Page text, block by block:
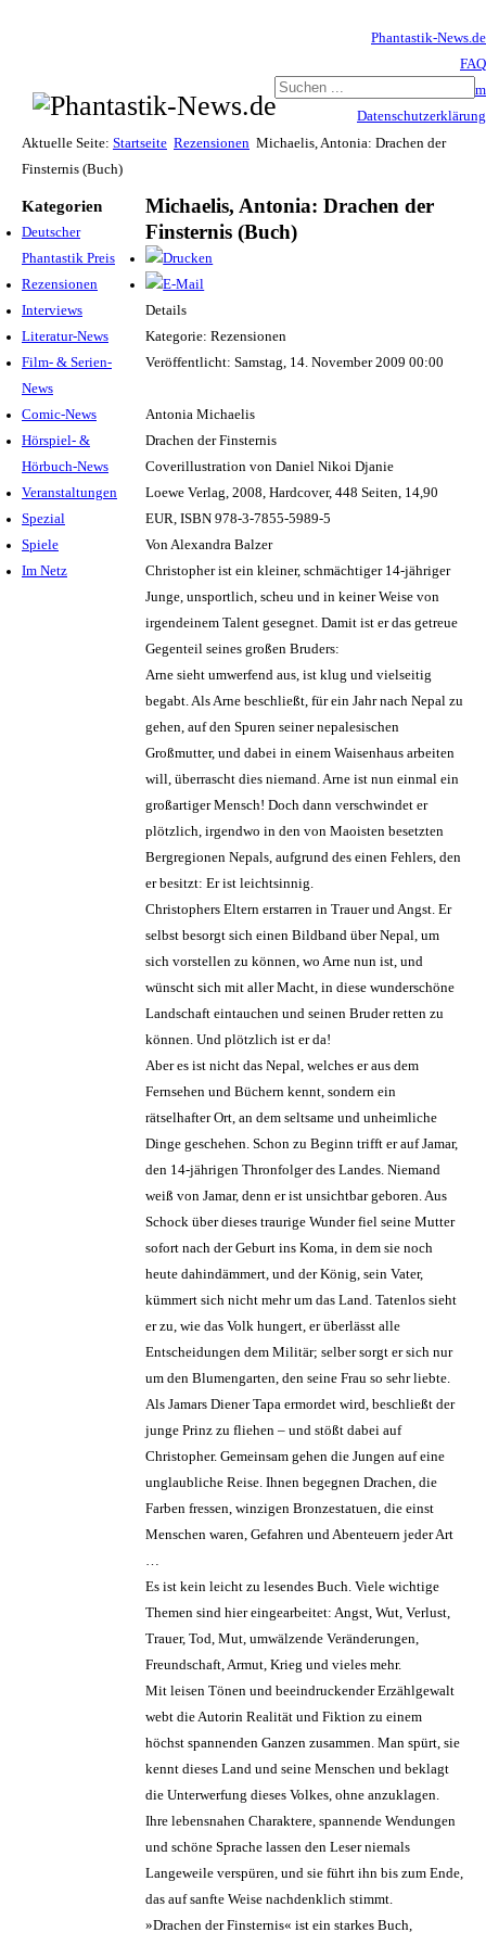
Phantastik-News.de
FAQ
Impressum
Datenschutzerklärung
Haftungsausschluss
Aktuelle Seite: Startseite Rezensionen Michaelis, Antonia: Drachen der
Finsternis (Buch)
Kategorien
Deutscher
Phantastik Preis
Rezensionen
Interviews
Literatur-News
Film- & Serien-
News
Comic-News
Hörspiel- &
Hörbuch-News
Veranstaltungen
Spezial
Spiele
Im Netz
Michaelis, Antonia: Drachen der
Finsternis (Buch)
Details
Kategorie: Rezensionen
Veröffentlicht: Samstag, 14. November 2009 00:00
Antonia Michaelis
Drachen der Finsternis
Coverillustration von Daniel Nikoi Djanie
Loewe Verlag, 2008, Hardcover, 448 Seiten, 14,90
EUR, ISBN 978-3-7855-5989-5
Von Alexandra Balzer
Christopher ist ein kleiner, schmächtiger 14-jähriger
Junge, unsportlich, scheu und in keiner Weise von
irgendeinem Talent gesegnet. Damit ist er das getreue
Gegenteil seines großen Bruders:
Arne sieht umwerfend aus, ist klug und vielseitig
begabt. Als Arne beschließt, für ein Jahr nach Nepal zu
gehen, auf den Spuren seiner nepalesischen
Großmutter, und dabei in einem Waisenhaus arbeiten
will, überrascht dies niemand. Arne ist nun einmal ein
großartiger Mensch! Doch dann verschwindet er
plötzlich, irgendwo in den von Maoisten besetzten
Bergregionen Nepals, aufgrund des einen Fehlers, den
er besitzt: Er ist leichtsinnig.
Christophers Eltern erstarren in Trauer und Angst. Er
selbst besorgt sich einen Bildband über Nepal, um
sich vorstellen zu können, wo Arne nun ist, und
wünscht sich mit aller Macht, in diese wunderschöne
Landschaft eintauchen und seinen Bruder retten zu
können. Und plötzlich ist er da!
Aber es ist nicht das Nepal, welches er aus dem
Fernsehen und Büchern kennt, sondern ein
rätselhafter Ort, an dem seltsame und unheimliche
Dinge geschehen. Schon zu Beginn trifft er auf Jamar,
den 14-jährigen Thronfolger des Landes. Niemand
weiß von Jamar, denn er ist unsichtbar geboren. Aus
Schock über dieses traurige Wunder fiel seine Mutter
sofort nach der Geburt ins Koma, in dem sie noch
heute dahindämmert, und der König, sein Vater,
kümmert sich nicht mehr um das Land. Tatenlos sieht
er zu, wie das Volk hungert, er überlässt alle
Entscheidungen dem Militär; selber sorgt er sich nur
um den Blumengarten, den seine Frau so sehr liebte.
Als Jamars Diener Tapa ermordet wird, beschließt der
junge Prinz zu fliehen – und stößt dabei auf
Christopher. Gemeinsam gehen die Jungen auf eine
unglaubliche Reise. Ihnen begegnen Drachen, die
Farben fressen, winzigen Bronzestatuen, die einst
Menschen waren, Gefahren und Abenteuern jeder Art
Es ist kein leicht zu lesendes Buch. Viele wichtige
Themen sind hier eingearbeitet: Angst, Wut, Verlust,
Trauer, Tod, Mut, umwälzende Veränderungen,
Freundschaft, Armut, Krieg und vieles mehr.
Mit leisen Tönen und beeindruckender Erzählgewalt
webt die Autorin Realität und Fiktion zu einem
höchst spannenden Ganzen zusammen. Man spürt, sie
kennt dieses Land und seine Menschen und beklagt
die Unterwerfung dieses Volkes, ohne anzuklagen.
Ihre lebensnahen Charaktere, spannende Wendungen
und schöne Sprache lassen den Leser niemals
Langeweile verspüren, und sie führt ihn bis zum Ende,
das auf sanfte Weise nachdenklich stimmt.
»Drachen der Finsternis« ist ein starkes Buch,